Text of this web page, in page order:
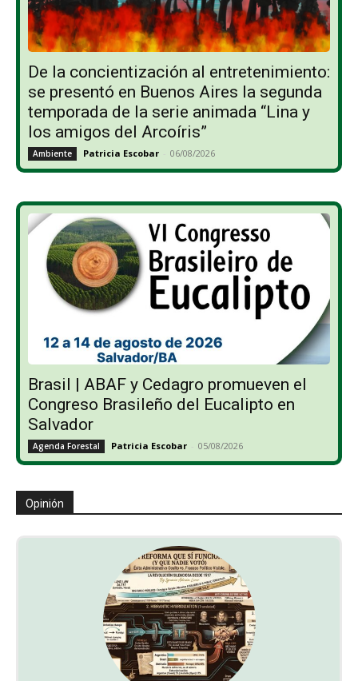
De la concientización al entretenimiento:
se presentó en Buenos Aires la segunda
temporada de la serie animada “Lina y
los amigos del Arcoíris”
Ambiente Patricia Escobar - 06/08/2026
Brasil | ABAF y Cedagro promueven el
Congreso Brasileño del Eucalipto en
Salvador
Agenda Forestal Patricia Escobar - 05/08/2026
Opinión